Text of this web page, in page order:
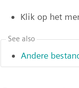
Klik op het
Andere
See also